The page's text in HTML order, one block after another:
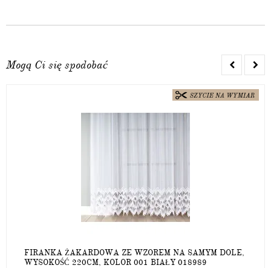
Mogą Ci się spodobać
FIRANKA ŻAKARDOWA ZE WZOREM NA SAMYM DOLE,
WYSOKOŚĆ 220CM, KOLOR 001 BIAŁY 018989